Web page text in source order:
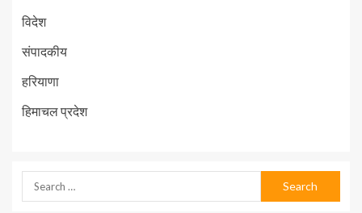
विदेश
संपादकीय
हरियाणा
हिमाचल प्रदेश